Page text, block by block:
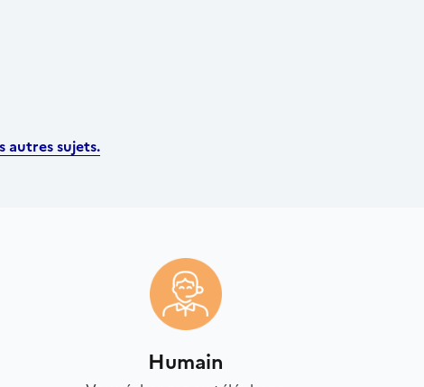
autres sujets.
Humain